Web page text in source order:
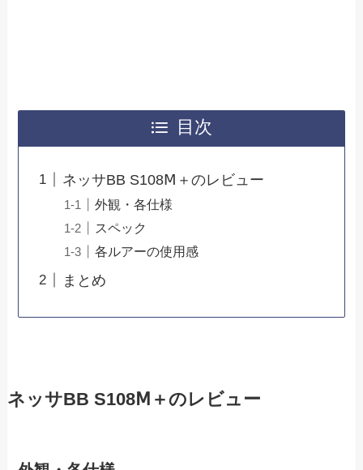
目次
ネッサBB S108Ⅿ＋のレビュー
外観・各仕様
スペック
各ルアーの使用感
まとめ
ネッサBB S108Ⅿ＋のレビュー